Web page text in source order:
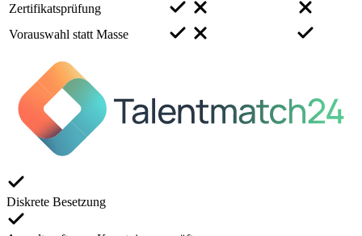
Zertifikatsprüfung
Vorauswahl statt Masse
Diskrete Besetzung